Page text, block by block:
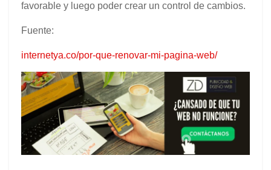
favorable y luego poder crear un control de cambios.
Fuente:
internetya.co/por-que-renovar-mi-pagina-web/